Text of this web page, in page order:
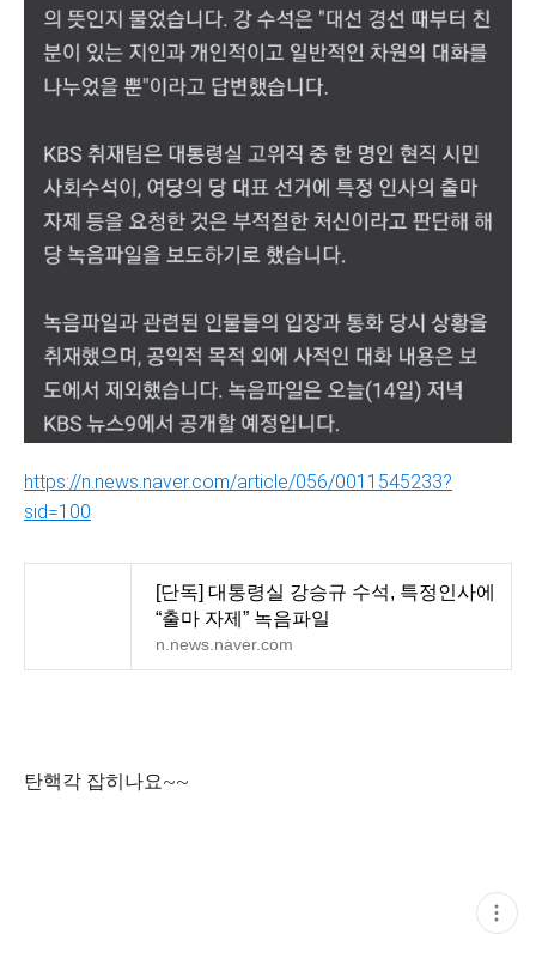
https://n.news.naver.com/article/056/0011545233?
sid=100
[단독] 대통령실 강승규 수석, 특정인사에
“출마 자제” 녹음파일
n.news.naver.com
탄핵각 잡히나요~~
현
재